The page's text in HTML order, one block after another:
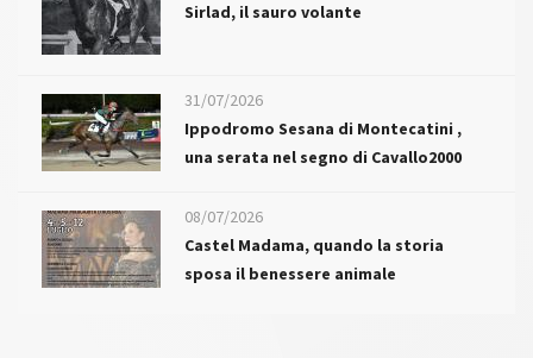
Sirlad, il sauro volante
31/07/2026
Ippodromo Sesana di Montecatini ,
una serata nel segno di Cavallo2000
08/07/2026
Castel Madama, quando la storia
sposa il benessere animale